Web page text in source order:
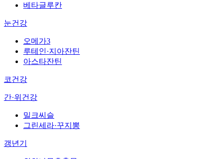
베타글루칸
눈건강
오메가3
루테인·지아잔틴
아스타잔틴
코건강
간·위건강
밀크씨슬
그린세라·꾸지뽕
갱년기